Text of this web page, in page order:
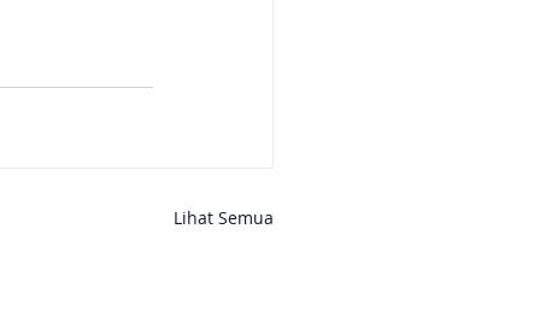
Lihat Semua